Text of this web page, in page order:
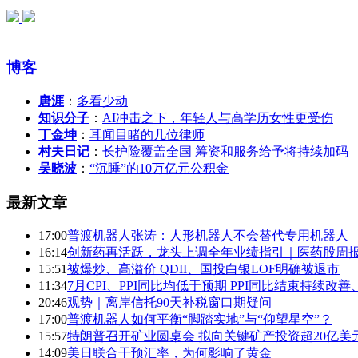
博客
唐涯 ： 多看少动
知识分子 ： AI冲击之下，年轻人与高学历女性更受伤
丁金坤 ： 耳闻目睹的几位律师
村夫日记 ： 长护险覆盖全国 筹资和服务给予将持续加码
吴晓波 ： “沉睡”的10万亿元公积金
最新文章
17:00普渡机器人张涛：人形机器人不会替代专用机器人
16:14创新药再活跃，龙头上调全年业绩指引｜医药股周
15:51被爆炒、高溢价 QDII、国投白银LOF明确被退市
11:347月CPI、PPI同比均低于预期 PPI同比结束持续改善
20:46观势｜离岸信托90天补税窗口期疑问
17:00普渡机器人如何平衡“脚踏实地”与“仰望星空”？
15:57特朗普召开矿业圆桌会 拟向关键矿产投资超20亿美
14:09美日联合干预汇率，为何影响了黄金